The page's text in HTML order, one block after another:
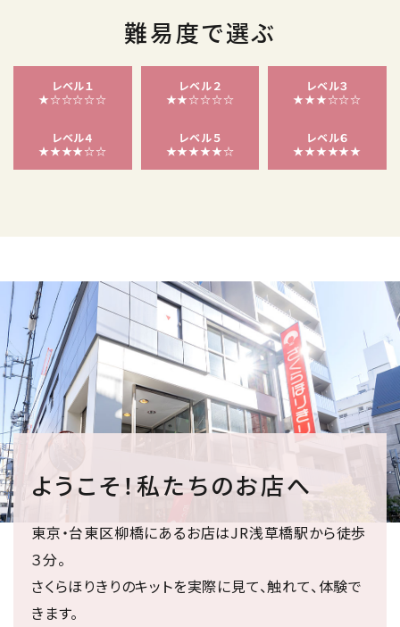
難易度で選ぶ
レベル１
★☆☆☆☆☆
レベル２
★★☆☆☆☆
レベル３
★★★☆☆☆
レベル４
★★★★☆☆
レベル５
★★★★★☆
レベル６
★★★★★★
ようこそ！私たちのお店へ
東京・台東区柳橋にあるお店はJR浅草橋駅から徒歩
３分。
さくらほりきりのキットを実際に見て、触れて、体験で
きます。